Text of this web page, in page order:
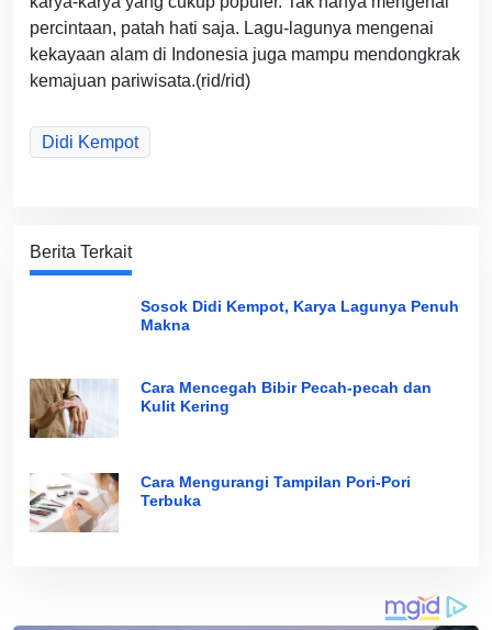
percintaan, patah hati saja. Lagu-lagunya mengenai
kekayaan alam di Indonesia juga mampu mendongkrak
kemajuan pariwisata.(rid/rid)
Didi Kempot
Berita Terkait
Sosok Didi Kempot, Karya Lagunya Penuh
Makna
Cara Mencegah Bibir Pecah-pecah dan
Kulit Kering
Cara Mengurangi Tampilan Pori-Pori
Terbuka